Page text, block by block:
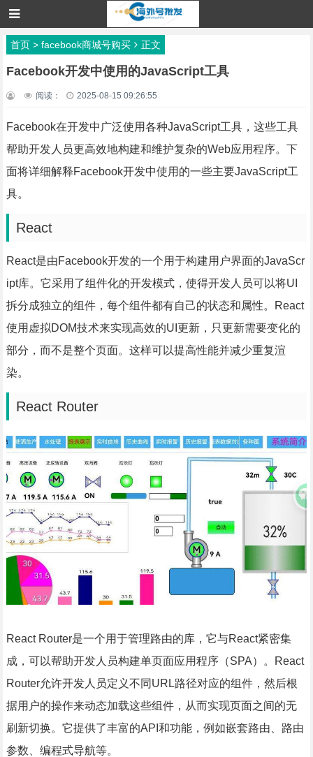
首页> facebook商城号购买 正文
Facebook开发中使用的JavaScript工具
阅读： 2025-08-15 09:26:55
Facebook在开发中广泛使用各种JavaScript工具，这些工具
帮助开发人员更高效地构建和维护复杂的Web应用程序。下
面将详细解释Facebook开发中使用的一些主要JavaScript工
具。
React
React是由Facebook开发的一个用于构建用户界面的JavaScr
ipt库。它采用了组件化的开发模式，使得开发人员可以将UI
拆分成独立的组件，每个组件都有自己的状态和属性。React
使用虚拟DOM技术来实现高效的UI更新，只更新需要变化的
部分，而不是整个页面。这样可以提高性能并减少重复渲
染。
React Router
React Router是一个用于管理路由的库，它与React紧密集
成，可以帮助开发人员构建单页面应用程序（SPA）。React
Router允许开发人员定义不同URL路径对应的组件，然后根
据用户的操作来动态加载这些组件，从而实现页面之间的无
刷新切换。它提供了丰富的API和功能，例如嵌套路由、路由
参数、编程式导航等。